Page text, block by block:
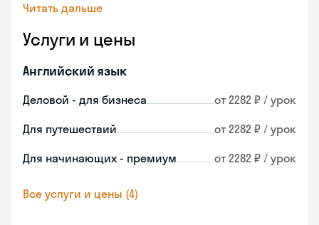
Читать дальше
Услуги и цены
Английский язык
Деловой - для бизнеса от 2282 ₽ / урок
Для путешествий от 2282 ₽ / урок
Для начинающих - премиум от 2282 ₽ / урок
Все услуги и цены (4)